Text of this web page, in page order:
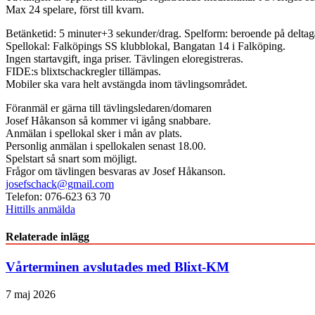
Max 24 spelare, först till kvarn.
Betänketid: 5 minuter+3 sekunder/drag. Spelform: beroende på
Spellokal: Falköpings SS klubblokal, Bangatan 14 i Falköping.
Ingen startavgift, inga priser. Tävlingen eloregistreras.
FIDE:s blixtschackregler tillämpas.
Mobiler ska vara helt avstängda inom tävlingsområdet.
Föranmäl er gärna till tävlingsledaren/domaren
Josef Håkanson så kommer vi igång snabbare.
Anmälan i spellokal sker i mån av plats.
Personlig anmälan i spellokalen senast 18.00.
Spelstart så snart som möjligt.
Frågor om tävlingen besvaras av Josef Håkanson.
josefschack@gmail.com
Telefon: 076-623 63 70
Hittills anmälda
Relaterade inlägg
Vårterminen avslutades med Blixt-KM
7 maj 2026